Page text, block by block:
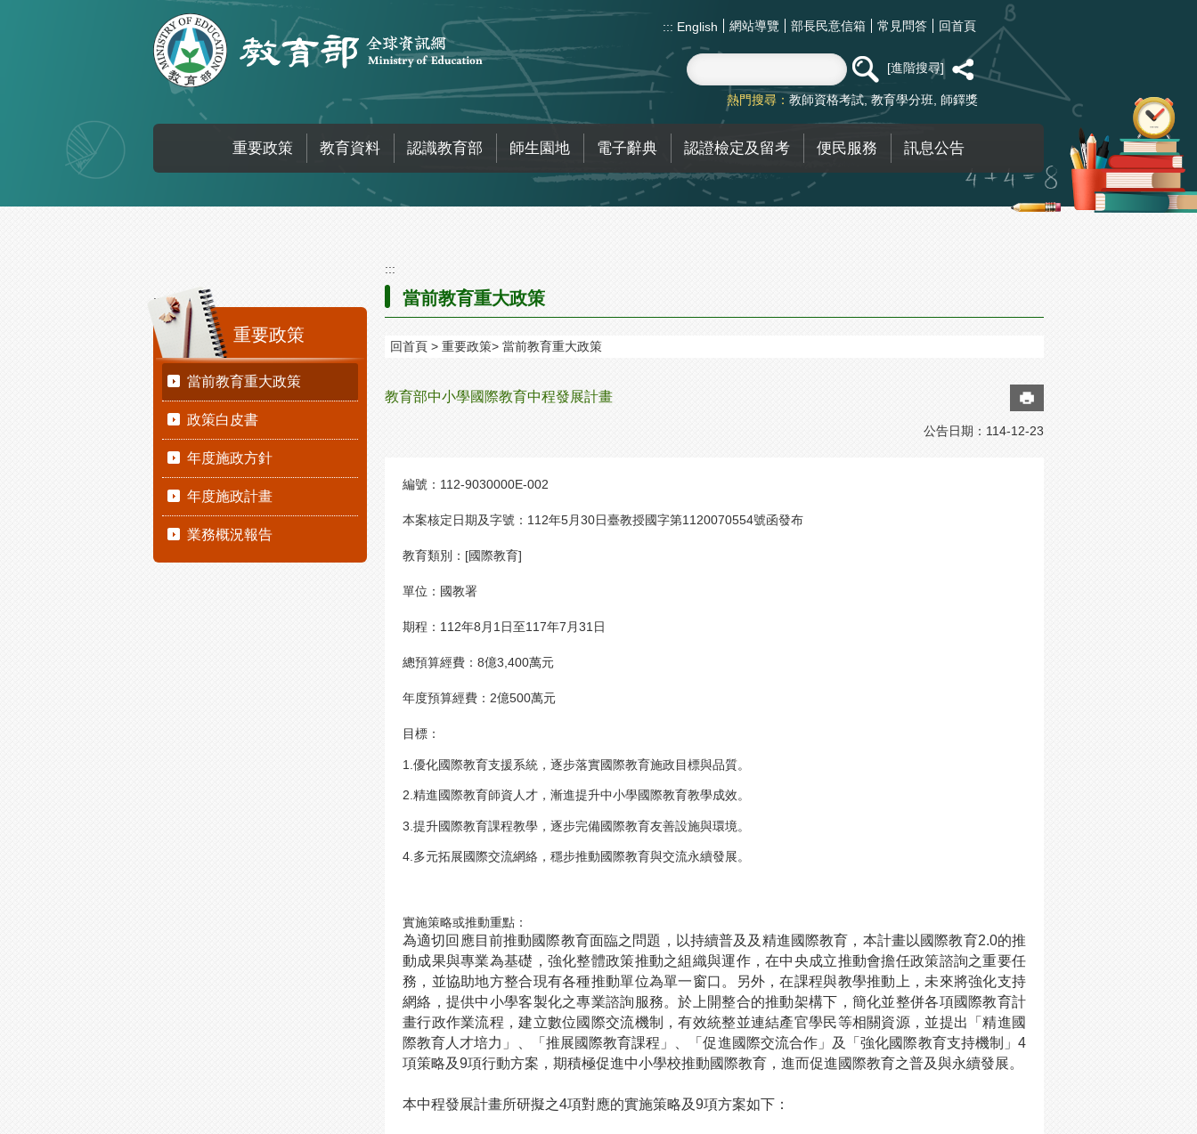
::: English 網站導覽 部長民意信箱 常見問答 回首頁
進階搜尋
熱門搜尋： 教師資格考試 教育學分班 師鐸獎
重要政策 教育資料 認識教育部 師生園地 電子辭典 認證檢定及留考 便民服務 訊息公告
:::
重要政策
當前教育重大政策
政策白皮書
年度施政方針
年度施政計畫
業務概況報告
:::
當前教育重大政策
回首頁 重要政策 當前教育重大政策
教育部中小學國際教育中程發展計畫
公告日期： 114-12-23
編號： 112-9030000E-002
本案核定日期及字號： 112年5月30日臺教授國字第1120070554號函發布
教育類別： [國際教育]
單位： 國教署
期程： 112年8月1日至117年7月31日
總預算經費： 8億3,400萬元
年度預算經費： 2億500萬元
目標：
1.優化國際教育支援系統，逐步落實國際教育施政目標與品質。
2.精進國際教育師資人才，漸進提升中小學國際教育教學成效。
3.提升國際教育課程教學，逐步完備國際教育友善設施與環境。
4.多元拓展國際交流網絡，穩步推動國際教育與交流永續發展。
實施策略或推動重點：
為適切回應目前推動國際教育面臨之問題，以持續普及及精進國際教育，本計畫以國際教育2.0的推
動成果與專業為基礎，強化整體政策推動之組織與運作，在中央成立推動會擔任政策諮詢之重要任
務，並協助地方整合現有各種推動單位為單一窗口。另外，在課程與教學推動上，未來將強化支持
網絡，提供中小學客製化之專業諮詢服務。於上開整合的推動架構下，簡化並整併各項國際教育計
畫行政作業流程，建立數位國際交流機制，有效統整並連結產官學民等相關資源，並提出「精進國
際教育人才培力」、「推展國際教育課程」、「促進國際交流合作」及「強化國際教育支持機制」4
項策略及9項行動方案，期積極促進中小學校推動國際教育，進而促進國際教育之普及與永續發展。
本中程發展計畫所研擬之4項對應的實施策略及9項方案如下：